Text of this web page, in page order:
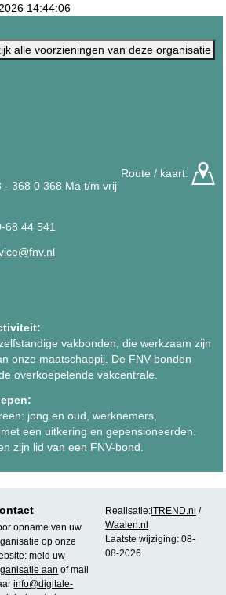
14:44:06
alle voorzieningen van deze organisatie
Route / kaart:
- 368 0 368 Ma t/m vrij
68 44 541
vakbonden, die werkzaam zijn
onze maatschappij. De FNV-bonden
overkoepelende vakcentrale.
jong en oud, werknemers,
een uitkering en gepensioneerden.
zijn lid van een FNV-bond.
opname van uw
op onze
meld uw
aan of mail
info@digitale-
Realisatie:iTREND.nl /
Waalen.nl
Laatste wijziging: 08-
08-2026